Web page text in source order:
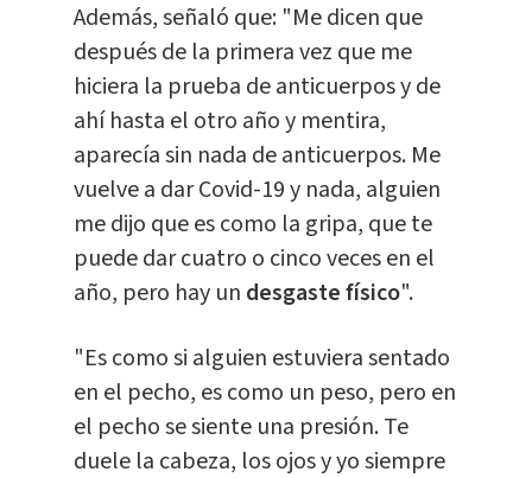
Además, señaló que: "Me dicen que
después de la primera vez que me
hiciera la prueba de anticuerpos y de
ahí hasta el otro año y mentira,
aparecía sin nada de anticuerpos. Me
vuelve a dar Covid-19 y nada, alguien
me dijo que es como la gripa, que te
puede dar cuatro o cinco veces en el
año, pero hay un desgaste físico".
"Es como si alguien estuviera sentado
en el pecho, es como un peso, pero en
el pecho se siente una presión. Te
duele la cabeza, los ojos y yo siempre